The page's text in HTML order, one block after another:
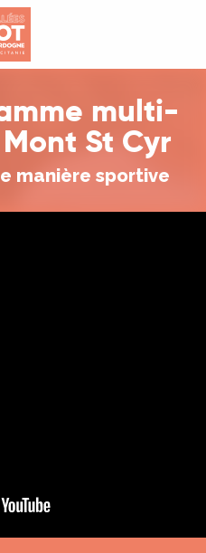
multi-
St Cyr
manière sportive